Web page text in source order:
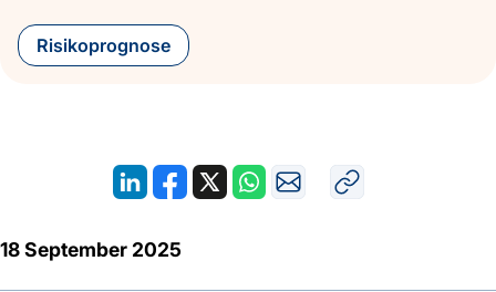
Risikoprognose
18 September 2025